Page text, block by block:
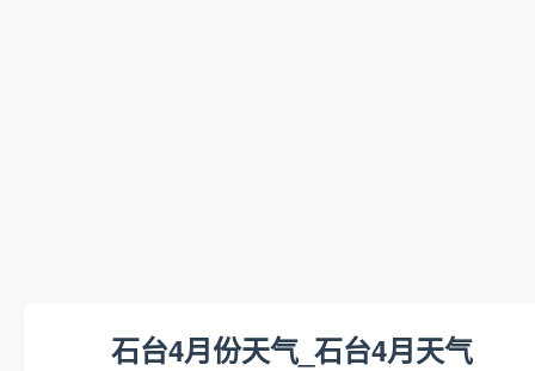
石台4月份天气_石台4月天气